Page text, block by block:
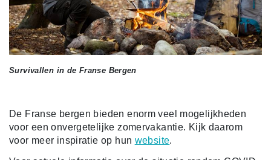
Survivallen in de Franse Bergen
De Franse bergen bieden enorm veel mogelijkheden
voor een onvergetelijke zomervakantie. Kijk daarom
voor meer inspiratie op hun website.